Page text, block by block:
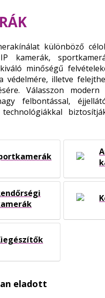
különböző
kamerák,
minőségű
védelmére, illetve
Válasszon
felbontással,
eladott